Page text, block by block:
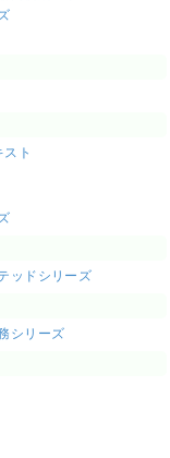
ト
ッドシリーズ
シリーズ